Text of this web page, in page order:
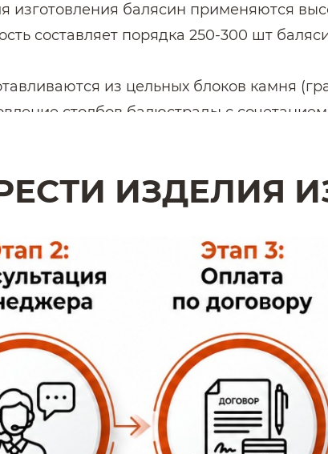
изготовления балясин применяются
составляет порядка 250-300 шт
из цельных блоков камня
столбов балюстрады с
спецификацийИЗДЕЛИЯ